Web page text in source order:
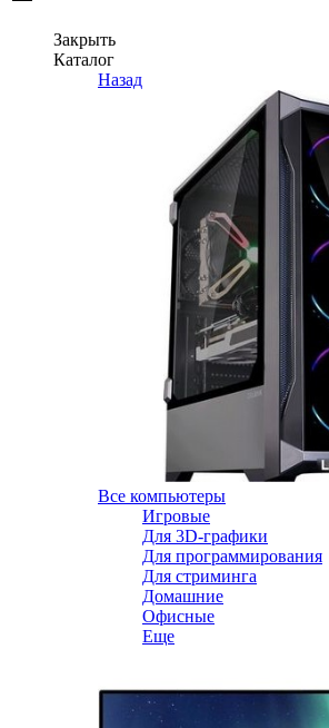
Закрыть
Каталог
Назад
Все компьютеры
Игровые
Для 3D-графики
Для программирования
Для стриминга
Домашние
Офисные
Еще